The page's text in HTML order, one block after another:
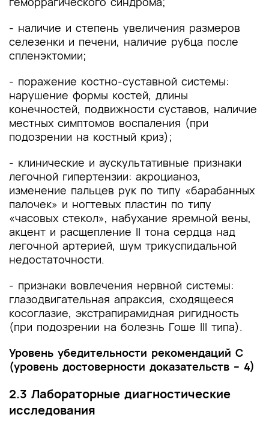
- наличие и степень увеличения размеров
селезенки и печени, наличие рубца после
спленэктомии;
- поражение костно-суставной системы:
нарушение формы костей, длины
конечностей, подвижности суставов, наличие
местных симптомов воспаления (при
подозрении на костный криз);
- клинические и аускультативные признаки
легочной гипертензии: акроцианоз,
изменение пальцев рук по типу «барабанных
палочек» и ногтевых пластин по типу
«часовых стекол», набухание яремной вены,
акцент и расщепление II тона сердца над
легочной артерией, шум трикуспидальной
недостаточности.
- признаки вовлечения нервной системы:
глазодвигательная апраксия, сходящееся
косоглазие, экстрапирамидная ригидность
(при подозрении на болезнь Гоше III типа).
Уровень убедительности рекомендаций С
(уровень достоверности доказательств – 4)
2.3 Лабораторные диагностические
исследования